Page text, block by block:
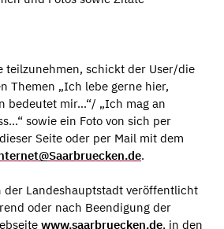
teilzunehmen, schickt der User/die
Themen „Ich lebe gerne hier,
bedeutet mir…“/ „Ich mag an
sowie ein Foto von sich per
Seite oder per Mail mit dem
.
der Landeshauptstadt veröffentlicht
oder nach Beendigung der
www.saarbruecken.de, in den